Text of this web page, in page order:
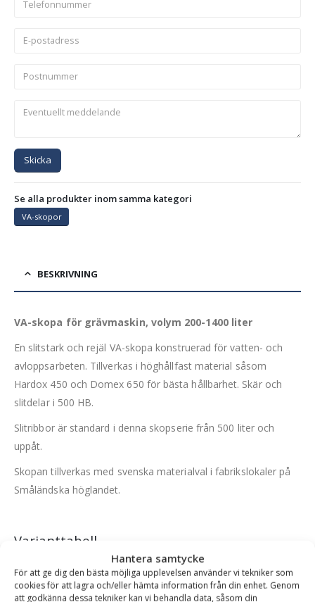
Hantera samtycke
För att ge dig den bästa möjliga upplevelsen använder vi tekniker som
cookies för att lagra och/eller hämta information från din enhet. Genom
att godkänna dessa tekniker kan vi behandla data, såsom din
Skicka
Se alla produkter inom samma kategori
VA-skopor
BESKRIVNING
VA-skopa för grävmaskin, volym 200-1400 liter
En slitstark och rejäl VA-skopa konstruerad för vatten- och
avloppsarbeten. Tillverkas i höghållfast material såsom
Hardox 450 och Domex 650 för bästa hållbarhet. Skär och
slitdelar i 500 HB.
Slitribbor är standard i denna skopserie från 500 liter och
uppåt.
Skopan tillverkas med svenska materialval i fabrikslokaler på
Småländska höglandet.
Varianttabell
Artikelnummer Fäste Volym (l) Bredd (mm)
Rek.
CARR-20001-s40
S40 200 l 500 mm 4-6 ton